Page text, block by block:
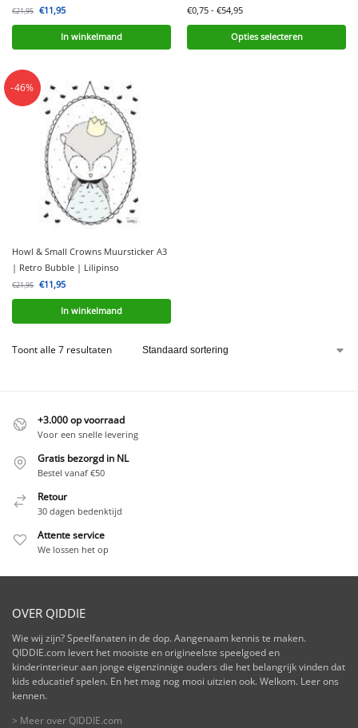
€21,95 €11,95
In winkelmand
€0,75 - €54,95
Opties selecteren
-46%
Howl & Small Crowns Muursticker A3
| Retro Bubble | Lilipinso
€21,95 €11,95
In winkelmand
Toont alle 7 resultaten
+3.000 op voorraad
Voor een snelle levering
Gratis bezorgd in NL
Bestel vanaf €50
Retour
30 dagen bedenktijd
Attente service
We lossen het op
OVER QIDDIE
Wie wij zijn? Speelfanaten in de dop. Aangenaam kennis te maken.
QIDDIE.com levert het mooiste en origineelste speelgoed en
kinderinterieur aan jonge eigenzinnige ouders die het belangrijk vinden dat
kids educatief spelen. En het mag nog mooi uitzien ook. Welkom. Leer ons
kennen.
> Meer over QIDDIE.com